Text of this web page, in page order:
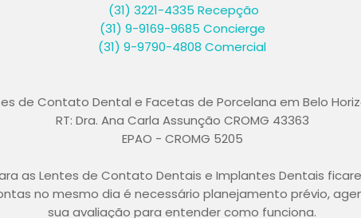
(31) 3221-4335 Recepção
(31) 9-9169-9685 Concierge
(31) 9-9790-4808 Comercial
de Contato Dental e Facetas de Porcelana em Belo
RT: Dra. Ana Carla Assunção CROMG 43363
EPAO - CROMG 5205
as Lentes de Contato Dentais e Implantes Dentais
no mesmo dia é necessário planejamento prévio,
sua avaliação para entender como funciona.